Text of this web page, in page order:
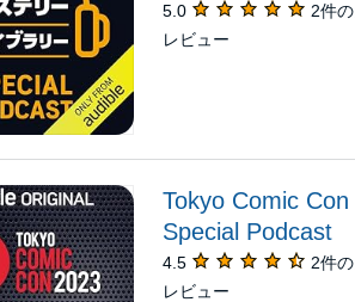
5.0
2件
レビュー
Tokyo Comic
Special Podcast
4.5
2件
レビュー